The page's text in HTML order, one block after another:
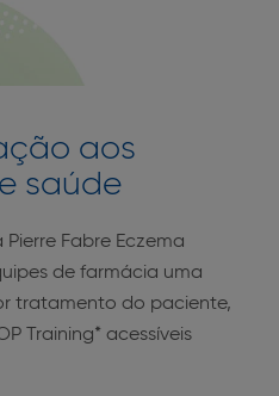
aos
saúde
Fabre Eczema
de farmácia uma
tratamento do paciente,
Training* acessíveis